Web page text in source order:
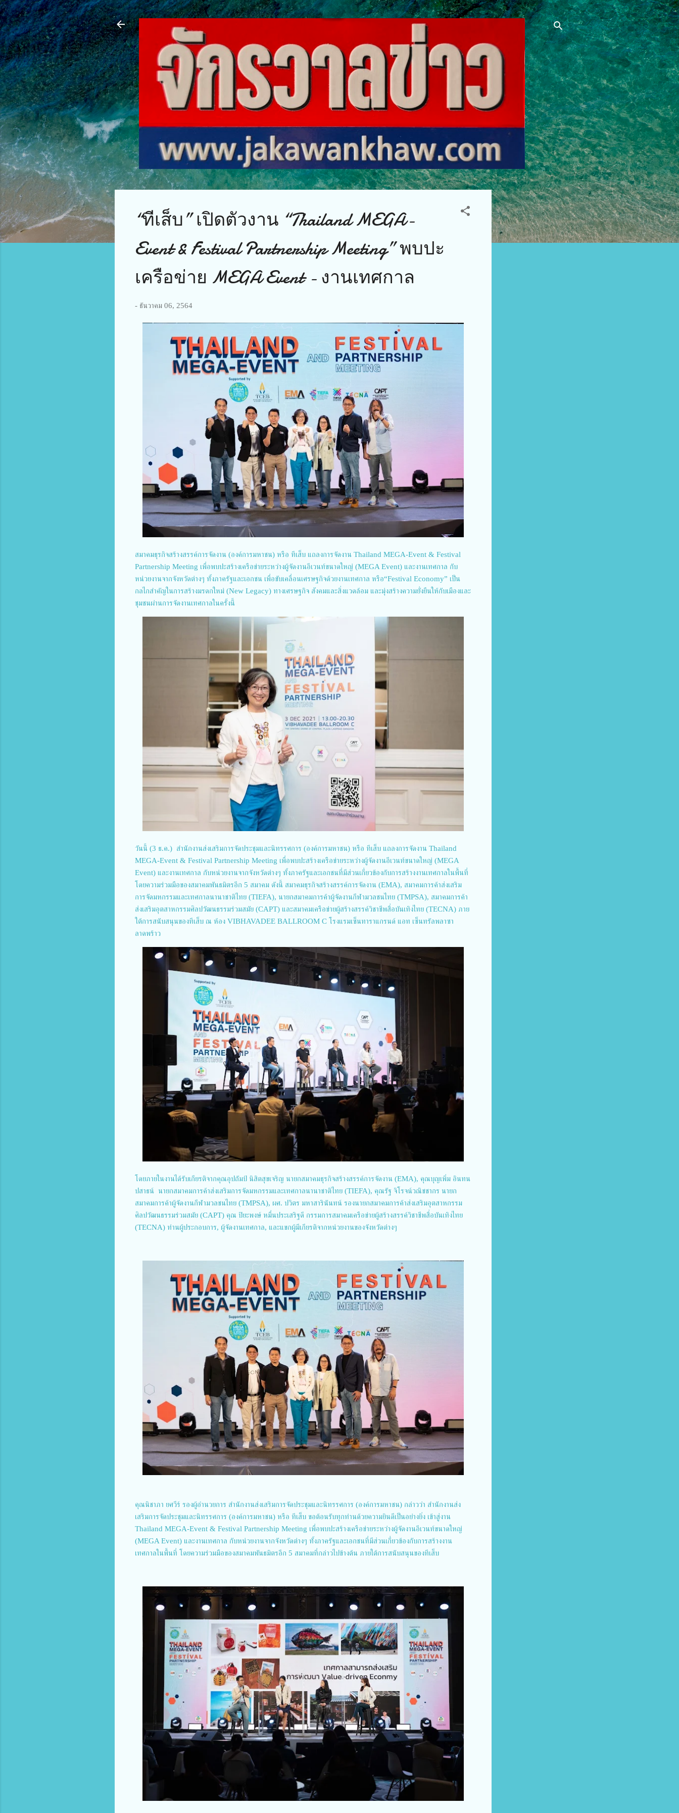
ข้ามไปที่เนื้อหาหลัก
“ทีเส็บ” เปิดตัวงาน “Thailand MEGA-
Event & Festival Partnership Meeting” พบปะ
เครือข่าย MEGA Event - งานเทศกาล
- ธันวาคม 06, 2564
สมาคมธุรกิจสร้างสรรค์การจัดงาน (องค์การมหาชน) หรือ ทีเส็บ แถลงการจัดงาน Thailand MEGA-Event & Festival
Partnership Meeting เพื่อพบปะสร้างเครือข่ายระหว่างผู้จัดงานอีเวนท์ขนาดใหญ่ (MEGA Event) และงานเทศกาล กับ
หน่วยงานจากจังหวัดต่างๆ ทั้งภาครัฐและเอกชน เพื่อขับเคลื่อนเศรษฐกิจด้วยงานเทศกาล หรือ“Festival Economy” เป็น
กลไกสำคัญในการสร้างมรดกใหม่ (New Legacy) ทางเศรษฐกิจ สังคมและสิ่งแวดล้อม และมุ่งสร้างความยั่งยืนให้กับเมืองและ
ชุมชนผ่านการจัดงานเทศกาลในครั้งนี้
วันนี้ (3 ธ.ค.) สำนักงานส่งเสริมการจัดประชุมและนิทรรศการ (องค์การมหาชน) หรือ ทีเส็บ แถลงการจัดงาน Thailand
MEGA-Event & Festival Partnership Meeting เพื่อพบปะสร้างเครือข่ายระหว่างผู้จัดงานอีเวนท์ขนาดใหญ่ (MEGA
Event) และงานเทศกาล กับหน่วยงานจากจังหวัดต่างๆ ทั้งภาครัฐและเอกชนที่มีส่วนเกี่ยวข้องกับการสร้างงานเทศกาลในพื้นที่
โดยความร่วมมือของสมาคมพันธมิตรอีก 5 สมาคม ดังนี้ สมาคมธุรกิจสร้างสรรค์การจัดงาน (EMA), สมาคมการค้าส่งเสริม
การจัดมหกรรมและเทศกาลนานาชาติไทย (TIEFA), นายกสมาคมการค้าผู้จัดงานกีฬามวลชนไทย (TMPSA), สมาคมการค้า
ส่งเสริมอุตสาหกรรมศิลปวัฒนธรรมร่วมสมัย (CAPT) และสมาคมเครือข่ายผู้สร้างสรรค์วิชาชีพสื่อบันเทิงไทย (TECNA) ภาย
ใต้การสนับสนุนของทีเส็บ ณ ห้อง VIBHAVADEE BALLROOM C โรงแรมเซ็นทาราแกรนด์ แอท เซ็นทรัลพลาซา
ลาดพร้าว
โดยภายในงานได้รับเกียรติจากคุณอุปถัมป์ นิสิตสุขเจริญ นายกสมาคมธุรกิจสร้างสรรค์การจัดงาน (EMA), คุณบุญเพิ่ม อินทน
ปสาธน์ นายกสมาคมการค้าส่งเสริมการจัดมหกรรมและเทศกาลนานาชาติไทย (TIEFA), คุณรัฐ จิโรจน์วณิชชากร นายก
สมาคมการค้าผู้จัดงานกีฬามวลชนไทย (TMPSA), ผศ. ปวิตร มหาสารินันทน์ รองนายกสมาคมการค้าส่งเสริมอุตสาหกรรม
ศิลปวัฒนธรรมร่วมสมัย (CAPT) คุณ ปิยะพงษ์ หมื่นประเสริฐดี กรรมการสมาคมเครือข่ายผู้สร้างสรรค์วิชาชีพสื่อบันเทิงไทย
(TECNA) ท่านผู้ประกอบการ, ผู้จัดงานเทศกาล, และแขกผู้มีเกียรติจากหน่วยงานของจังหวัดต่างๆ
คุณนิชาภา ยศวีร์ รองผู้อำนวยการ สำนักงานส่งเสริมการจัดประชุมและนิทรรศการ (องค์การมหาชน) กล่าวว่า สำนักงานส่ง
เสริมการจัดประชุมและนิทรรศการ (องค์การมหาชน) หรือ ทีเส็บ ขอต้อนรับทุกท่านด้วยความยินดีเป็นอย่างยิ่ง เข้าสู่งาน
Thailand MEGA-Event & Festival Partnership Meeting เพื่อพบปะสร้างเครือข่ายระหว่างผู้จัดงานอีเวนท์ขนาดใหญ่
(MEGA Event) และงานเทศกาล กับหน่วยงานจากจังหวัดต่างๆ ทั้งภาครัฐและเอกชนที่มีส่วนเกี่ยวข้องกับการสร้างงาน
เทศกาลในพื้นที่ โดยความร่วมมือของสมาคมพันธมิตรอีก 5 สมาคมที่กล่าวไปข้างต้น ภายใต้การสนับสนุนของทีเส็บ